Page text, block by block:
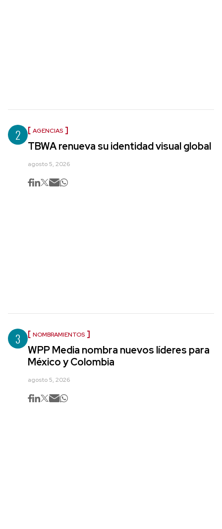
2 AGENCIAS
TBWA renueva su identidad visual global
agosto 5, 2026
3 NOMBRAMIENTOS
WPP Media nombra nuevos líderes para
México y Colombia
agosto 5, 2026